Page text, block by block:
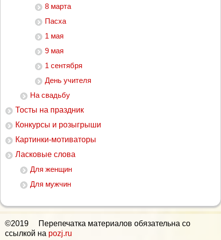
8 марта
Пасха
1 мая
9 мая
1 сентября
День учителя
На свадьбу
Тосты на праздник
Конкурсы и розыгрыши
Картинки-мотиваторы
Ласковые слова
Для женщин
Для мужчин
©2019 Перепечатка материалов обязательна со
ссылкой на pozj.ru